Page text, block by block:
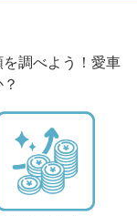
調べよう！愛車